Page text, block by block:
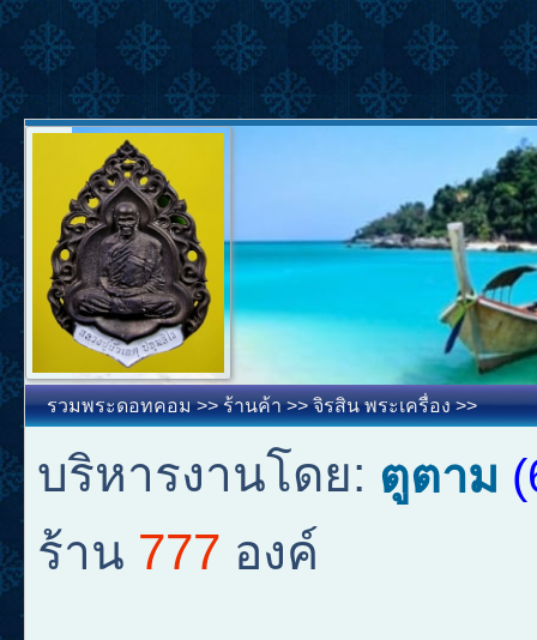
รวมพระดอทคอม>>ร้านค้า>>จิรสิน พระเครื่อง>>
บริหารงานโดย: ตูตาม
ร้าน 777 องค์